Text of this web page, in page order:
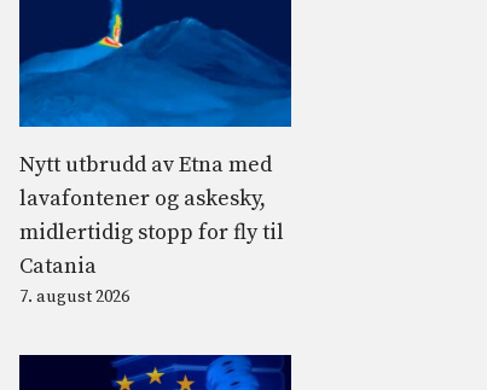
Nytt utbrudd av Etna med
lavafontener og askesky,
midlertidig stopp for fly til
Catania
7. august 2026